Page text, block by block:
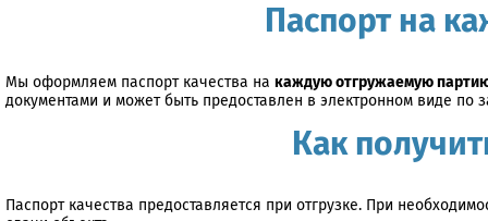
Паспорт на
Мы оформляем паспорт качества на каждую отгружаемую
документами и может быть предоставлен в электронном виде по
Как
Паспорт качества предоставляется при отгрузке. При